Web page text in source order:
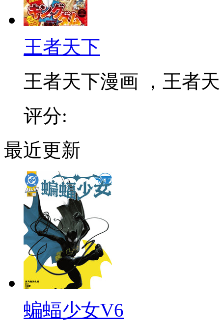
王者天下
王者天下漫画 ，王者
评分:
最近更新
蝙蝠少女V6